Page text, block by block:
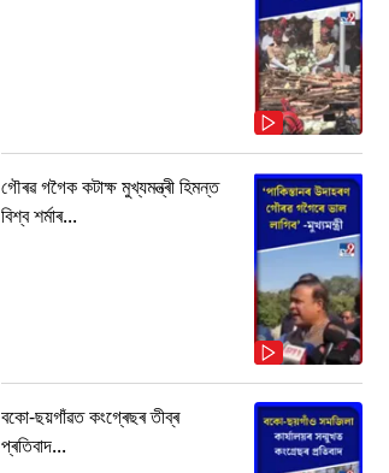
গৌৰৱ গগৈক কটাক্ষ মুখ্যমন্ত্ৰী হিমন্ত
বিশ্ব শৰ্মাৰ...
বকো-ছয়গাঁৱত কংগ্ৰেছৰ তীব্ৰ
প্ৰতিবাদ...